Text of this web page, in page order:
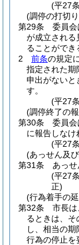
(平27
(調停の打切
第29条
委員
が成立される
ることができ
2
前条の規定
指定された期
申出がないと
す。
(平27
(調停終了の
第30条
委員
に報告しなけ
(平27
(あっせん及
第31条
あっせ
(平27
正)
(行為着手の
第32条
市長
るときは、
し、相当の
行為の停止を